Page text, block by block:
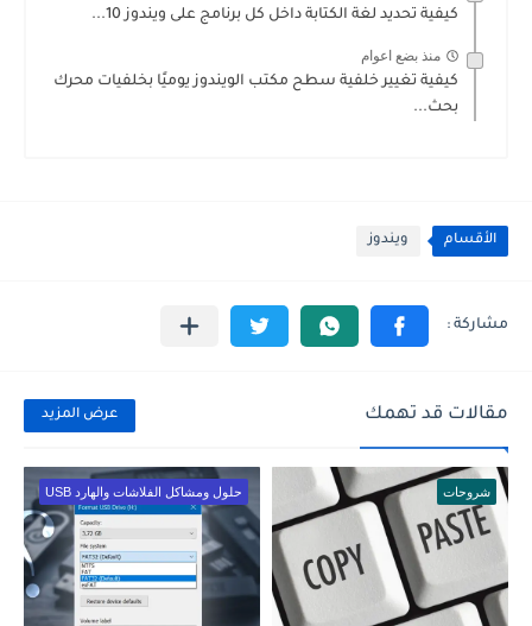
كيفية تحديد لغة الكتابة داخل كل برنامج على ويندوز 10...
منذ بضع اعوام
كيفية تغيير خلفية سطح مكتب الويندوز يوميًا بخلفيات محرك
بحث...
الأقسام ويندوز
مقالات قد تهمك عرض المزيد
شروحات حلول ومشاكل الفلاشات والهارد USB